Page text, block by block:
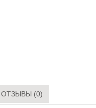
ОТЗЫВЫ (0)